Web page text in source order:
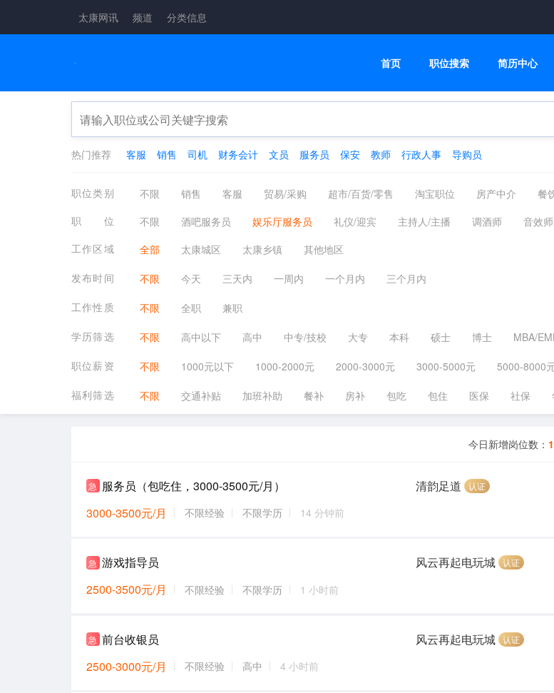
太康网讯 频道 分类信息
首页 职位搜索 简历中心
热门推荐 客服 销售 司机 财务会计 文员 服务员 保安 教师 行政人事 导购员
职位类别 不限 销售 客服 贸易/采购 超市/百货/零售 淘宝职位 房产中介 餐
摄影影视
娱乐/休闲 保健按摩 运动健身 人事/行政/后勤 司机 高级管理
普工/技工
生产管理/研发 物流/仓储
职位
不限 酒吧服务员 娱乐厅服务员 礼仪/迎宾 主持人/主播 调酒师 音效师
放映员
运营
工作区域
全部 太康城区 太康乡镇
其他地区
发布时间
不限 今天 三天内 一周内 一个月内
三个月内
工作性质
不限 全职
兼职
学历筛选
不限 高中以下 高中 中专/技校 大专 本科 硕士 博士
MBA/
职位薪资
不限 1000元以下 1000-2000元 2000-3000元 3000-5000元 5000-8000
福利筛选
不限 交通补贴 加班补助 餐补 房补 包吃 包住 医保 社保
今日新增岗位数：
急
服务员（包吃住，3000-3500元/月）
3000-3500元/月
不限经验 不限学历 14 分钟前
清韵足道 认证
急 游戏指导员
2500-3500元/月
不限经验 不限学历 1 小时前
风云再起电玩城 认证
急 前台收银员
2500-3000元/月
不限经验 高中 4 小时前
风云再起电玩城 认证